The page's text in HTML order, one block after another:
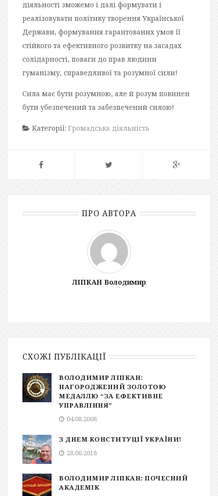
діяльності зможемо і далі формувати і
реалізовувати політику творення Української
Держави, формування гарантованих умов її
стійкого та ефективного розвитку на засадах
солідарності, поваги до прав людини
гуманізму, справедливої та розумної сили!
Сила має бути розумною, але й розум повинен
бути убезпечений та забезпечений силою!
Категорії: Громадська діяльність
ПРО АВТОРА
ЛІПКАН Володимир
СХОЖІ ПУБЛІКАЦІЇ
ВОЛОДИМИР ЛІПКАН:
НАГОРОДЖЕНИЙ ЗОЛОТОЮ
МЕДАЛЛЮ “ЗА ЕФЕКТИВНЕ
УПРАВЛІННЯ”
04.08.2008
З ДНЕМ КОНСТИТУЦІЇ УКРАЇНИ!
28.06.2018
ВОЛОДИМИР ЛІПКАН: ПОЧЕСНИЙ
АКАДЕМІК